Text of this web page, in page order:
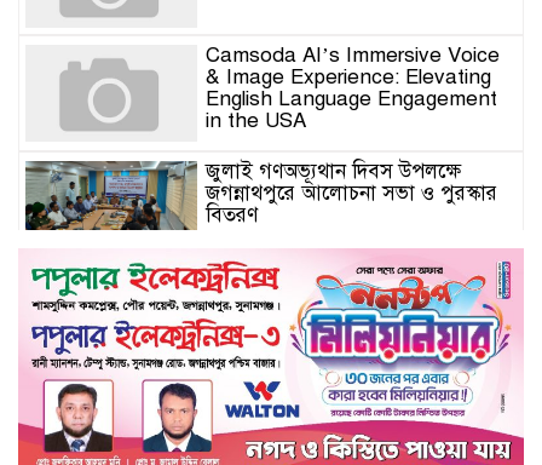
Camsoda AI’s Immersive Voice
& Image Experience: Elevating
English Language Engagement
in the USA
জুলাই গণঅভ্যূথান দিবস উপলক্ষে
জগন্নাথপুরে আলোচনা সভা ও পুরস্কার
বিতরণ
যুক্তরাজ্যে মতবিনিময়সভায় এমপি
কয়ছর এম আহমেদ: জগন্নাথপুর-
শান্তিগঞ্জ আর কখনো অবহেলিত থাকবে
না
Come l’AI in Conversazione
Golove Mantiene Risposte
Naturali e Rapide